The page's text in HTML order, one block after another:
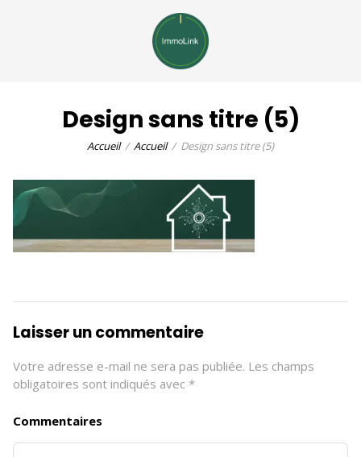
Design sans titre (5)
Accueil Accueil Design sans titre (5)
Laisser un commentaire
Votre adresse e-mail ne sera pas publiée. Les champs
obligatoires sont indiqués avec *
Commentaires